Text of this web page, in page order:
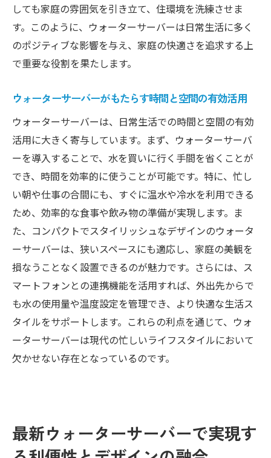
省エネを追求したウォーターサーバーの重
要性
環境に優しい最新ウォーターサーバーの特
徴
エコライフを実現するためのウォーターサ
ウォーターサーバーの省エネ機能を活用し
たエコ活動
忙しい現代に最適！ウォーターサーバーで時短
ウォーターサーバーが実現する効率的な時
間管理
生活の時短に役立つウォーターサーバーの
機能
ウォーターサーバーで家事の時間を短縮す
る方法
時間を有効活用するためのウォーターサー
バーの活用法
ウォーターサーバーがもたらす生活の効率
ウォーターサーバーと健康管理の関係
しても家庭の雰囲気を引き立て、住環境を洗練させま
す。このように、ウォーターサーバーは日常生活に多く
のポジティブな影響を与え、家庭の快適さを追求する上
で重要な役割を果たします。
ウォーターサーバーがもたらす時間と空間の有効活用
ウォーターサーバーは、日常生活での時間と空間の有効
活用に大きく寄与しています。まず、ウォーターサーバ
ーを導入することで、水を買いに行く手間を省くことが
でき、時間を効率的に使うことが可能です。特に、忙し
い朝や仕事の合間にも、すぐに温水や冷水を利用できる
ため、効率的な食事や飲み物の準備が実現します。ま
た、コンパクトでスタイリッシュなデザインのウォータ
ーサーバーは、狭いスペースにも適応し、家庭の美観を
損なうことなく設置できるのが魅力です。さらには、ス
マートフォンとの連携機能を活用すれば、外出先からで
も水の使用量や温度設定を管理でき、より快適な生活ス
タイルをサポートします。これらの利点を通じて、ウォ
ーターサーバーは現代の忙しいライフスタイルにおいて
欠かせない存在となっているのです。
最新ウォーターサーバーで実現す